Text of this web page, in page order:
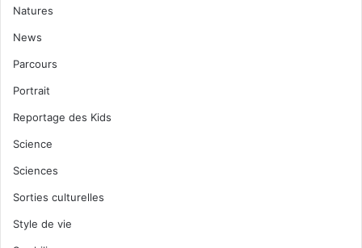
Natures
News
Parcours
Portrait
Reportage des Kids
Science
Sciences
Sorties culturelles
Style de vie